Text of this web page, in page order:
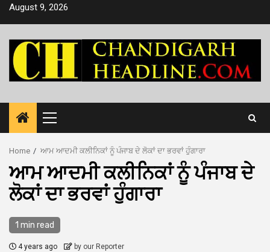
SkipAugust 9, 2026
Primary
Menu
Home ਆਮ ਆਦਮੀ ਕਲੀਨਿਕਾਂ ਨੂੰ ਪੰਜਾਬ ਦੇ ਲੋਕਾਂ ਦਾ ਭਰਵਾਂ ਹੁੰਗਾਰਾ
ਆਮ ਆਦਮੀ ਕਲੀਨਿਕਾਂ ਨੂੰ ਪੰਜਾਬ ਦੇ
ਲੋਕਾਂ ਦਾ ਭਰਵਾਂ ਹੁੰਗਾਰਾ
1 min read
4 years ago by our Reporter